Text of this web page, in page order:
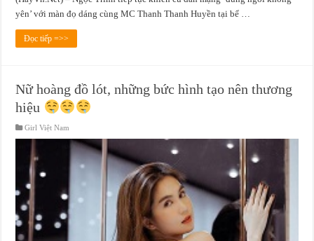
yên’ với màn đọ dáng cùng MC Thanh Thanh Huyền tại bể …
Đọc tiếp =>>
Nữ hoàng đồ lót, những bức hình tạo nên thương
hiệu
Girl Việt Nam